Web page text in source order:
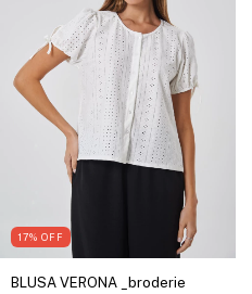
17% OFF
BLUSA VERONA _broderie